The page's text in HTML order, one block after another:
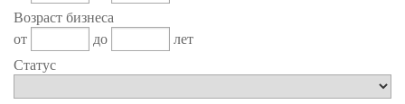
Возраст бизнеса
от
до
лет
Статус